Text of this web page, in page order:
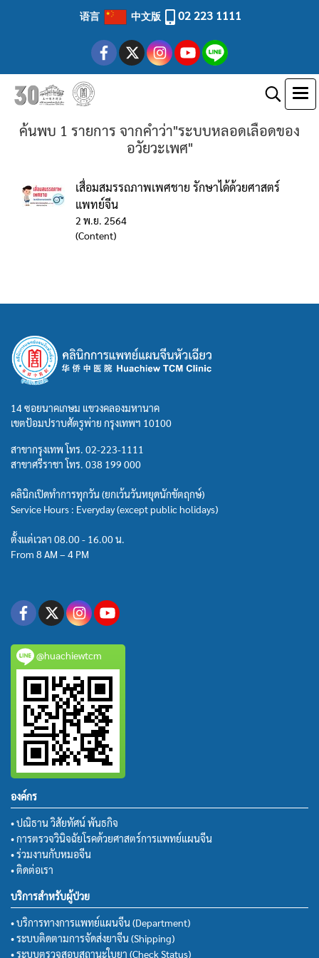
语言 中文版 02 223 1111
ค้นพบ 1 รายการ จากคำว่า"ระบบหลอดเลือดของ
อวัยวะเพศ"
เสื่อมสมรรถภาพเพศชาย รักษาได้ด้วยศาสตร์
แพทย์จีน
2 พ.ย. 2564
(Content)
14 ซอยนาคเกษม แขวงคลองมหานาค
เขตป้อมปราบศัตรูพ่าย กรุงเทพฯ 10100
สาขากรุงเทพ โทร. 02-223-1111
สาขาศรีราชา โทร. 038 199 000
คลินิกเปิดทำการทุกวัน (ยกเว้นวันหยุดนักขัตฤกษ์)
Service Hours : Everyday (except public holidays)
ตั้งแต่เวลา 08.00 - 16.00 น.
From 8 AM – 4 PM
@huachiewtcm
องค์กร
• ปณิธาน วิสัยทัศน์ พันธกิจ
• การตรวจวินิจฉัยโรคด้วยศาสตร์การแพทย์แผนจีน
• ร่วมงานกับหมอจีน
• ติดต่อเรา
บริการสำหรับผู้ป่วย
• บริการทางการแพทย์แผนจีน (Department)
• ระบบติดตามการจัดส่งยาจีน (Shipping)
• ระบบตรวจสอบสถานะใบยา (Check Status)